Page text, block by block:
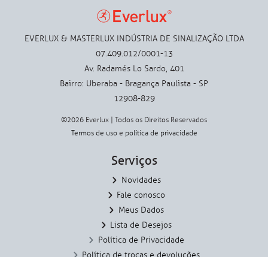
EVERLUX & MASTERLUX INDÚSTRIA DE SINALIZAÇÃO LTDA
07.409.012/0001-13
Av. Radamés Lo Sardo, 401
Bairro: Uberaba - Bragança Paulista - SP
12908-829
©2026 Everlux | Todos os Direitos Reservados
Termos de usoe política de privacidade
Serviços
Novidades
Fale conosco
Meus Dados
Lista de Desejos
Política de Privacidade
Política de trocas e devoluções